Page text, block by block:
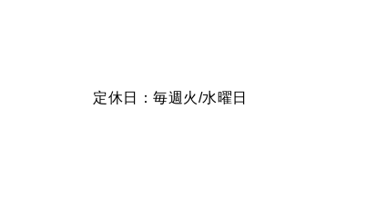
定休日：毎週火/水曜日